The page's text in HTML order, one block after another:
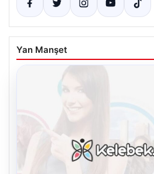
Yan Manşet